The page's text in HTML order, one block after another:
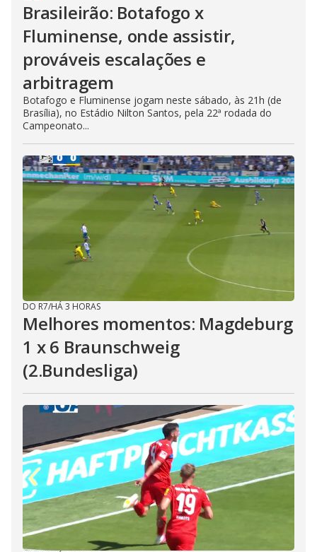
Brasileirão: Botafogo x
Fluminense, onde assistir,
prováveis escalações e
arbitragem
Botafogo e Fluminense jogam neste sábado, às 21h (de
Brasília), no Estádio Nilton Santos, pela 22ª rodada do
Campeonato...
DO R7/HÁ 3 HORAS
Melhores momentos: Magdeburg
1 x 6 Braunschweig
(2.Bundesliga)